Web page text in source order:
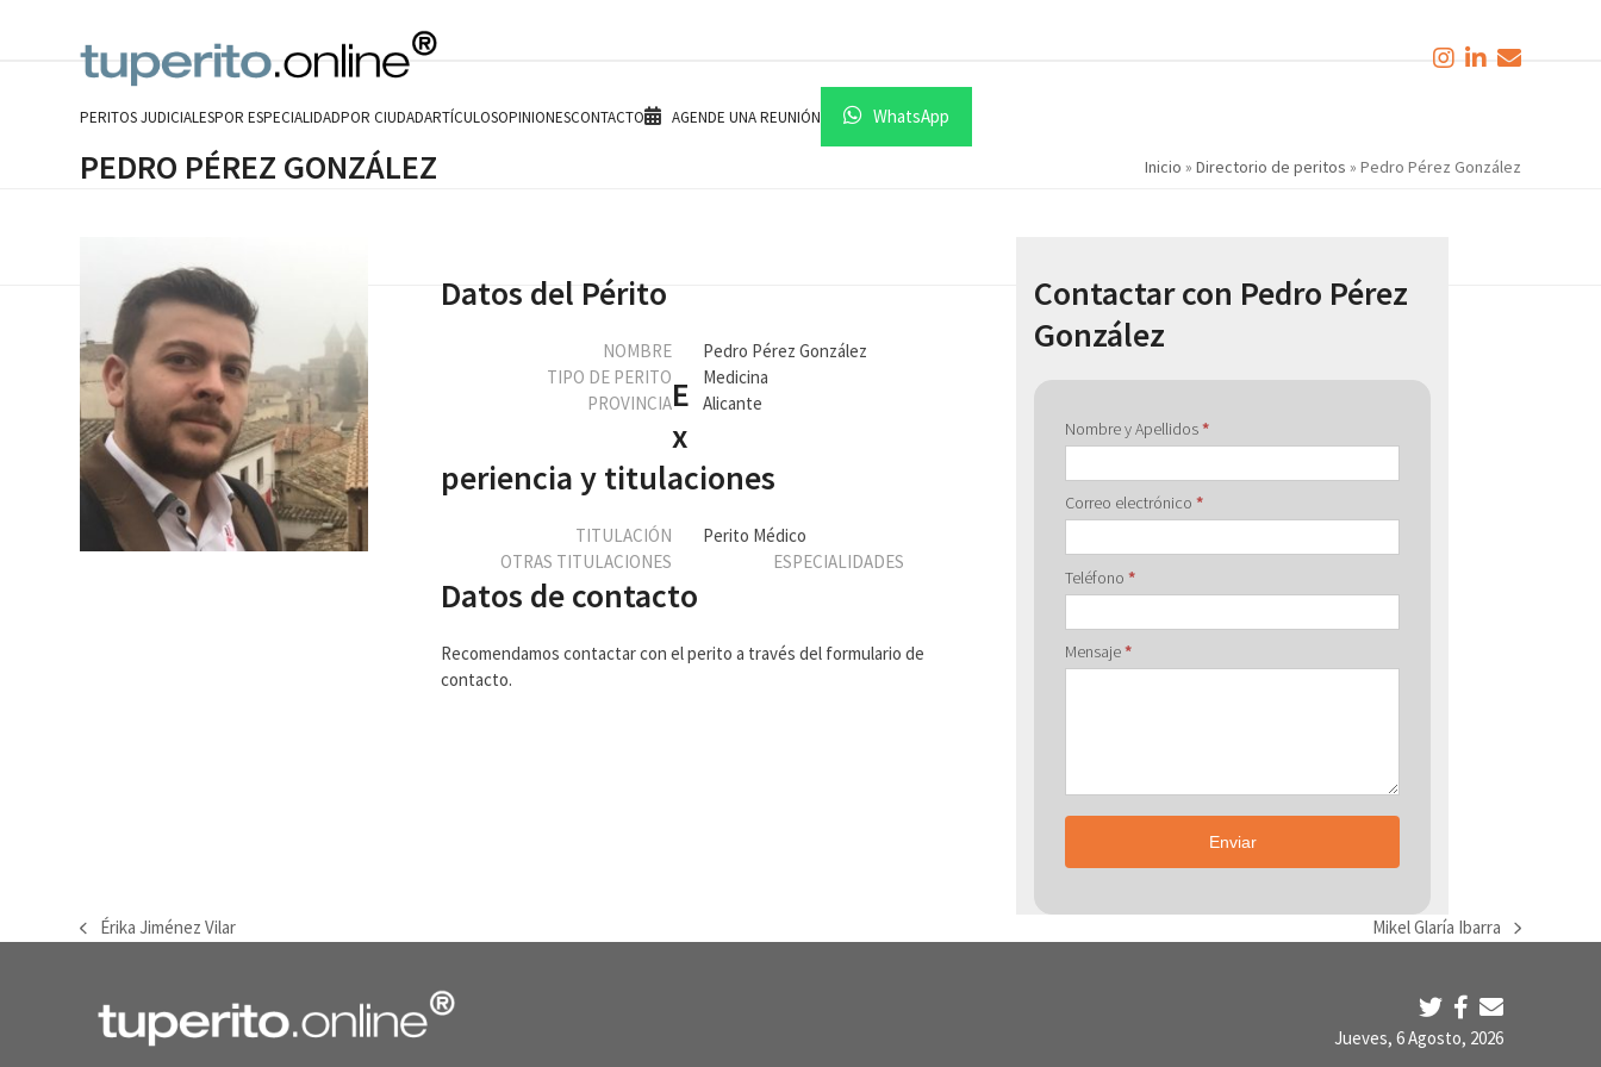
PERITOS JUDICIALESPOR ESPECIALIDADPOR CIUDADARTÍCULOSOPINIONESCONTACTO AGENDE UNA REUNIÓN WhatsApp
PEDRO PÉREZ GONZÁLEZ Inicio » Directorio de peritos » Pedro Pérez González
Datos del Périto
NOMBRE
Pedro Pérez González
TIPO DE PERITO
Medicina
PROVINCIA
Alicante
E
x
periencia y titulaciones
TITULACIÓN
Perito Médico
OTRAS TITULACIONES
ESPECIALIDADES
Datos de contacto
Recomendamos contactar con el perito a través del formulario de
contacto.
Contactar con Pedro Pérez
González
Contactar
con
Nombre y Apellidos*
Correo electrónico*
Teléfono*
Mensaje*
Enviar
previous
Érika Jiménez Vilar
next
Mikel Glaría Ibarra
Jueves, 6 Agosto, 2026